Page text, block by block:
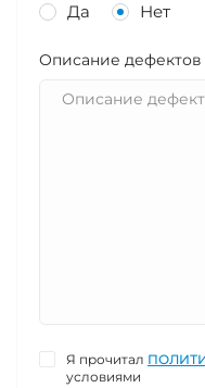
Да Нет
Описание дефектов
Я прочитал
условиями